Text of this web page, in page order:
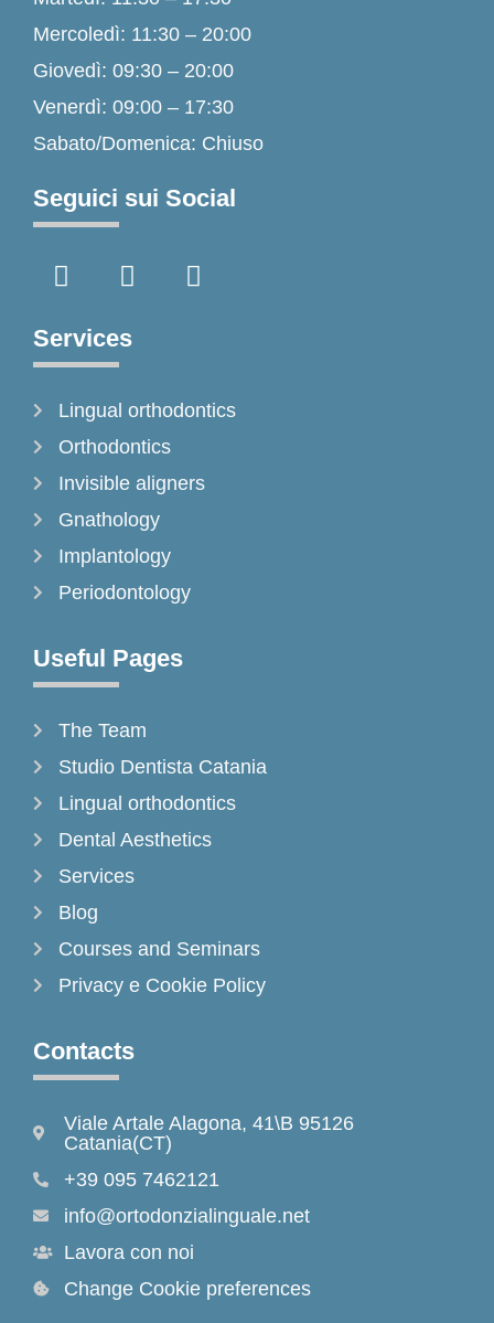
Mercoledì: 11:30 – 20:00
Giovedì: 09:30 – 20:00
Venerdì: 09:00 – 17:30
Sabato/Domenica: Chiuso
Seguici sui Social
a
e
b
o
k
-
f
n
t
r
a
m
i
Services
Lingual orthodontics
Orthodontics
Invisible aligners
Gnathology
Implantology
Periodontology
Useful Pages
The Team
Studio Dentista Catania
Lingual orthodontics
Dental Aesthetics
Services
Blog
Courses and Seminars
Privacy e Cookie Policy
Contacts
Viale Artale Alagona, 41\B 95126
Catania(CT)
+39 095 7462121
info@ortodonzialinguale.net
Lavora con noi
Change Cookie preferences